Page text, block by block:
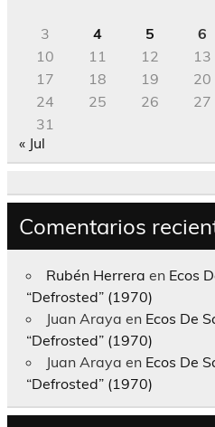
3
4 5 6
10
11 12 13
17
18 19 20
24
25 26 27
31
« Jul
Comentarios
Rubén Herrera en Ecos
“Defrosted” (1970)
Juan Araya en Ecos De
“Defrosted” (1970)
Juan Araya en Ecos De
“Defrosted” (1970)